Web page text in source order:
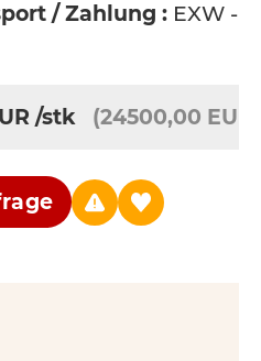
/ Zahlung : EXW -
/stk (24500,00 EUR)